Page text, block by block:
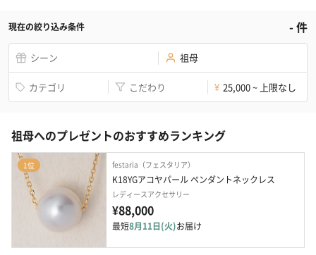
現在の絞り込み条件 -件
シーン 祖母
カテゴリ こだわり ¥ 25,000 ~ 上限なし
祖母へのプレゼントのおすすめランキング
1位 festaria（フェスタリア）
K18YGアコヤパール ペンダントネックレス
レディースアクセサリー
¥88,000
最短8月11日(火)お届け